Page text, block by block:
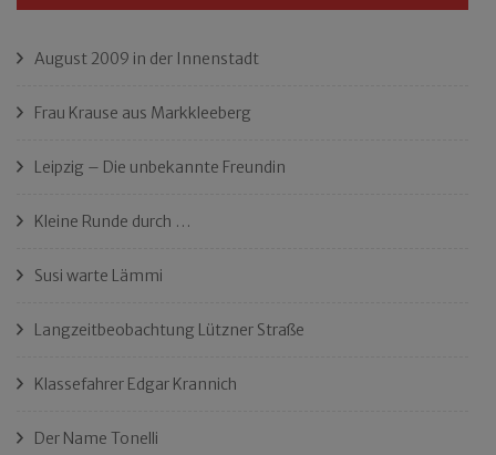
August 2009 in der Innenstadt
Frau Krause aus Markkleeberg
Leipzig – Die unbekannte Freundin
Kleine Runde durch …
Susi warte Lämmi
Langzeitbeobachtung Lützner Straße
Klassefahrer Edgar Krannich
Der Name Tonelli